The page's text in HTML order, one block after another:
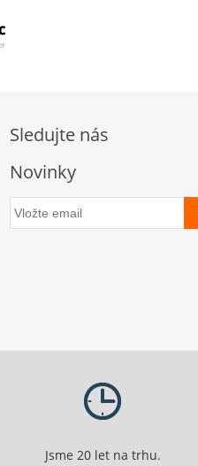
Sledujte nás
Novinky
Jsme 20 let na trhu.